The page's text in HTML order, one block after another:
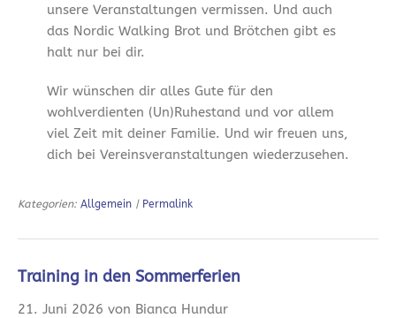
unsere Veranstaltungen vermissen. Und auch
das Nordic Walking Brot und Brötchen gibt es
halt nur bei dir.
Wir wünschen dir alles Gute für den
wohlverdienten (Un)Ruhestand und vor allem
viel Zeit mit deiner Familie. Und wir freuen uns,
dich bei Vereinsveranstaltungen wiederzusehen.
Kategorien: Allgemein | Permalink
Training in den Sommerferien
21. Juni 2026 von Bianca Hundur